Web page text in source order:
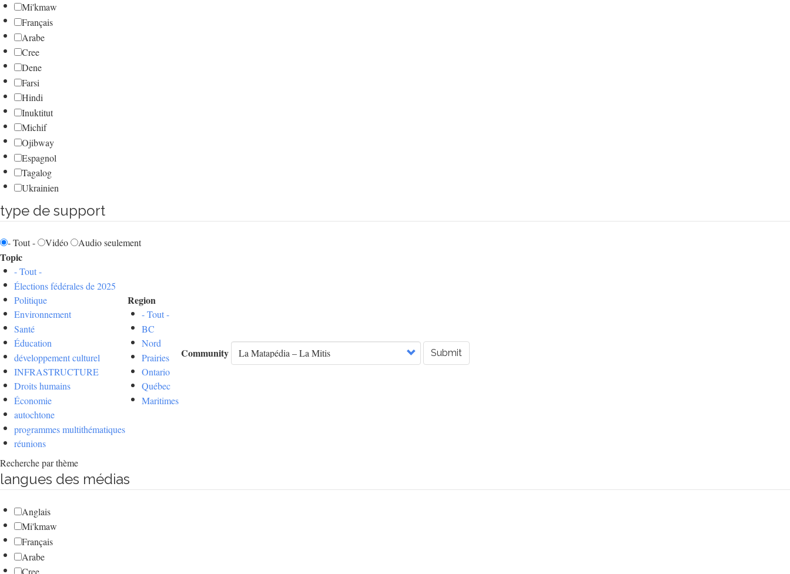
Mi'kmaw
Français
Arabe
Cree
Dene
Farsi
Hindi
Inuktitut
Michif
Ojibway
Espagnol
Tagalog
Ukrainien
type de support
- Tout - Vidéo Audio seulement
Topic
- Tout -
Élections fédérales de 2025
Politique
Environnement
Santé
Éducation
développement culturel
INFRASTRUCTURE
Droits humains
Économie
autochtone
programmes multithématiques
réunions
Region
- Tout -
BC
Nord
Prairies
Ontario
Québec
Maritimes
Community Submit
Recherche par thème
langues des médias
Anglais
Mi'kmaw
Français
Arabe
Cree